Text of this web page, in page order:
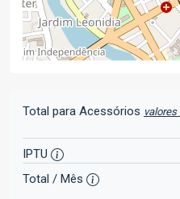
Total para Acessórios
IPTU
Total / Mês